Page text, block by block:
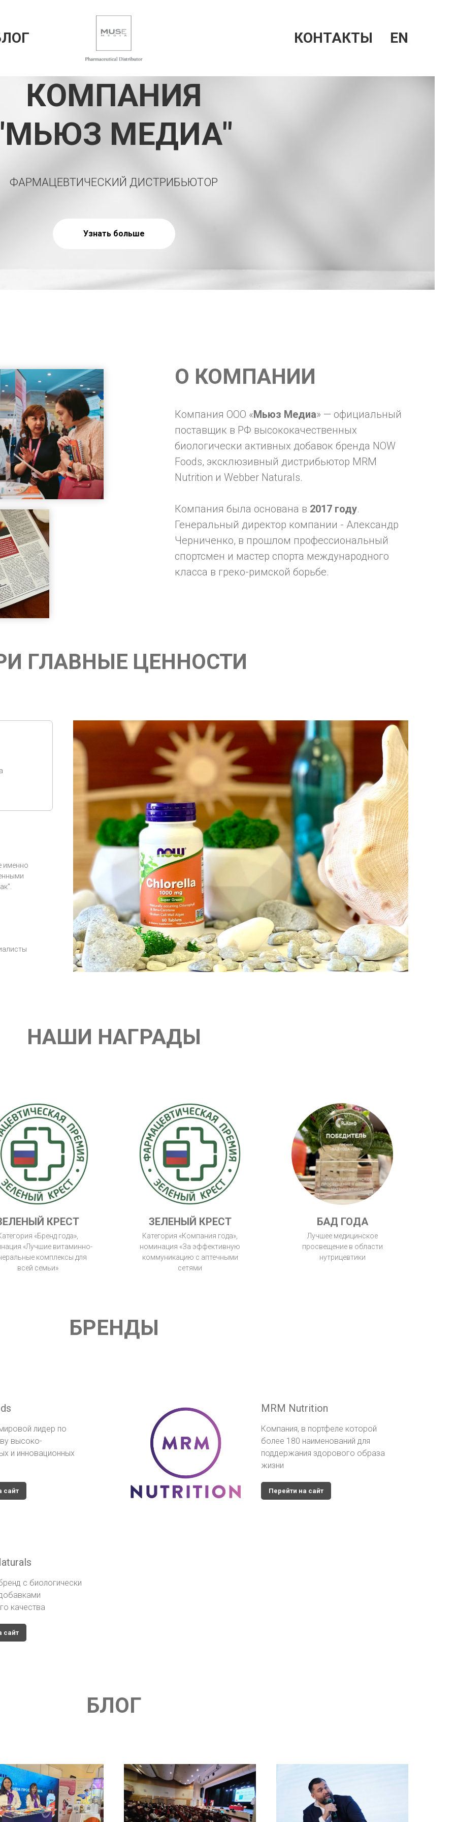
КОНТАКТЫ EN
КОМПАНИЯ
МЕДИА"
ФАРМАЦЕВТИЧЕСКИЙ ДИСТРИБЬЮТОР
Узнать больше
О КОМПАНИИ
Компания ООО «Мьюз Медиа» — официальный
поставщик в РФ высококачественных
биологически активных добавок бренда NOW
Foods, эксклюзивный дистрибьютор MRM
Nutrition и Webber Naturals.
Компания была основана в 2017 году.
Генеральный директор компании - Александр
Черниченко, в прошлом профессиональный
спортсмен и мастер спорта международного
класса в греко-римской борьбе.
ГЛАВНЫЕ ЦЕННОСТИ
именно
НАШИ НАГРАДЫ
КРЕСТ
«Бренд года»,
«Лучшие витаминно-
комплексы для
всей семьи»
ЗЕЛЕНЫЙ КРЕСТ
Категория «Компания года»,
номинация «За эффективную
коммуникацию с аптечными
сетями
БАД ГОДА
Лучшее медицинское
просвещение в области
нутрицевтики
БРЕНДЫ
лидер по
высоко-
и инновационных
сайт
MRM Nutrition
Компания, в портфеле которой
более 180 наименований для
поддержания здорового образа
жизни
Перейти на сайт
с биологически
качества
сайт
БЛОГ